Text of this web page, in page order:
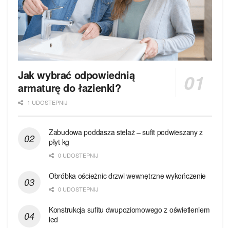
Jak wybrać odpowiednią
armaturę do łazienki?
1 UDOSTEPNIJ
Zabudowa poddasza stelaż – sufit podwieszany z
płyt kg
0 UDOSTEPNIJ
Obróbka ościeżnic drzwi wewnętrzne wykończenie
0 UDOSTEPNIJ
Konstrukcja sufitu dwupoziomowego z oświetleniem
led